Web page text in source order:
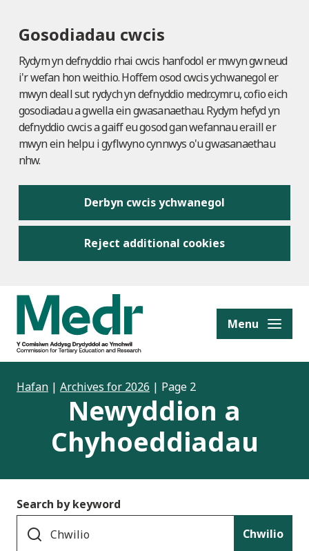
Gosodiadau cwcis
Rydym yn defnyddio rhai cwcis hanfodol er mwyn gwneud
i'r wefan hon weithio. Hoffem osod cwcis ychwanegol er
mwyn deall sut rydych yn defnyddio medr.cymru, cofio eich
gosodiadau a gwella ein gwasanaethau. Rydym hefyd yn
defnyddio cwcis a gaiff eu gosod gan wefannau eraill er
mwyn ein helpu i gyflwyno cynnwys o'u gwasanaethau
nhw.
Derbyn cwcis ychwanegol
Reject additional cookies
content Menu
Hafan | Archives for 2026 | Page 2
Newyddion a
Chyhoeddiadau
Search by keyword
Chwilio